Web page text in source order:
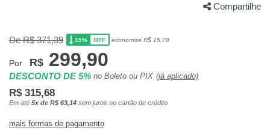
Compartilhe
De R$ 371,39 15% OFF economize R$ 15,78
Por R$ 299,90
DESCONTO DE 5% no Boleto ou PIX (já aplicado)
R$ 315,68
Em até 5x de R$ 63,14 sem juros no cartão de crédito
mais formas de pagamento